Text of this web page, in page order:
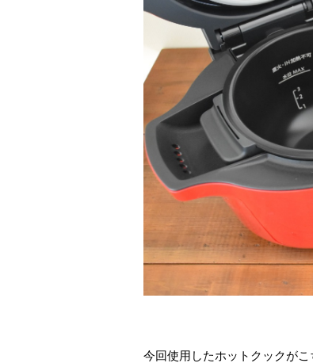
今回使用したホットクックが